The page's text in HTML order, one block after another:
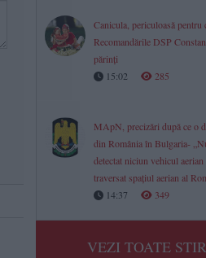
Canicula, periculoasă pentru
Recomandările DSP
părinți
15:02
285
MApN, precizări după ce o
din România în Bulgaria-
detectat niciun vehicul aerian
traversat spațiul aerian al
14:37
349
VEZI TOATE